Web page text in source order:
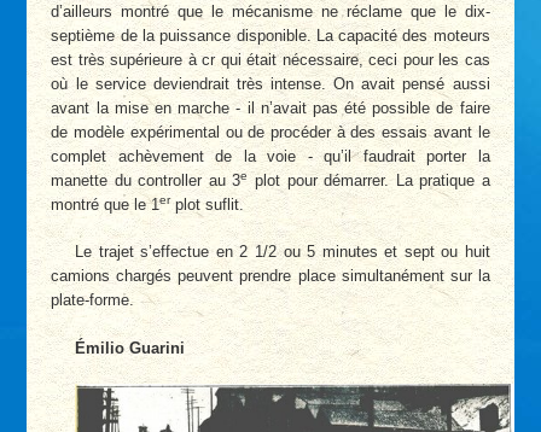
d’ailleurs montré que le mécanisme ne réclame que le dix-
septième de la puissance disponible. La capacité des moteurs
est très supérieure à cr qui était nécessaire, ceci pour les cas
où le service deviendrait très intense. On avait pensé aussi
avant la mise en marche - il n’avait pas été possible de faire
de modèle expérimental ou de procéder à des essais avant le
complet achèvement de la voie - qu’il faudrait porter la
manette du controller au 3e
plot pour démarrer. La pratique a
montré que le 1erplot suflit.
Le trajet s’effectue en 2 1/2 ou 5 minutes et sept ou huit
camions chargés peuvent prendre place simultanément sur la
plate-forme.
Émilio Guarini